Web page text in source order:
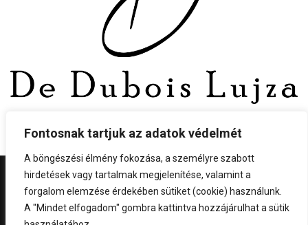
Fontosnak tartjuk az adatok védelmét
A böngészési élmény fokozása, a személyre szabott
hirdetések vagy tartalmak megjelenítése, valamint a
forgalom elemzése érdekében sütiket (cookie) használunk.
A "Mindet elfogadom" gombra kattintva hozzájárulhat a sütik
All rights reserved.